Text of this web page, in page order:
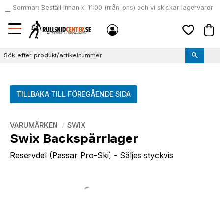
Meny
local_shipping
Sommar: Beställ innan kl 11:00 (mån-ons) och vi skickar lagervaror
samma dag
TILLBAKA TILL FÖREGÅENDE SIDA
VARUMÄRKEN SWIX
Swix Backspärrlager
Reservdel (Passar Pro-Ski) - Säljes styckvis